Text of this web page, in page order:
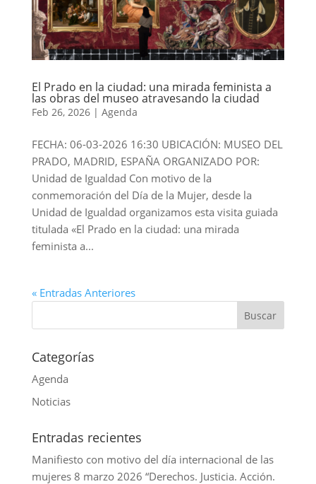
El Prado en la ciudad: una mirada feminista a
las obras del museo atravesando la ciudad
Feb 26, 2026| Agenda
FECHA: 06-03-2026 16:30 UBICACIÓN: MUSEO DEL
PRADO, MADRID, ESPAÑA ORGANIZADO POR:
Unidad de Igualdad Con motivo de la
conmemoración del Día de la Mujer, desde la
Unidad de Igualdad organizamos esta visita guiada
titulada «El Prado en la ciudad: una mirada
feminista a...
« Entradas Anteriores
Categorías
Agenda
Noticias
Entradas recientes
Manifiesto con motivo del día internacional de las
mujeres 8 marzo 2026 “Derechos. Justicia. Acción.